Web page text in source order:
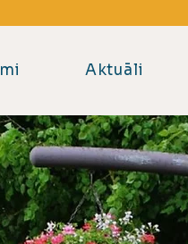
Aktuāli